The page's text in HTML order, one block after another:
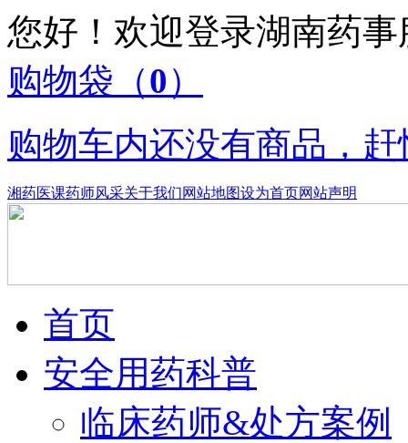
您好！欢迎登录湖南药
购物袋 （0）
购物车内还没有商品，
湘药医课药师风采关于我们网站地图设为首页网站声明
首页
安全用药科普
临床药师&处方案例